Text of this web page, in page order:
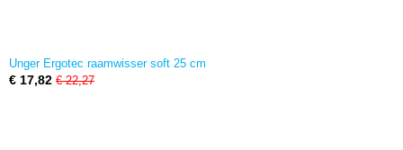
Unger Ergotec raamwisser soft 25 cm
€ 17,82 € 22,27